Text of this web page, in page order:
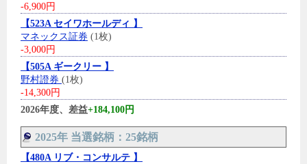
-6,900円
【523A セイワホールディ 】
マネックス証券 (1枚)
-3,000円
【505A ギークリー 】
野村證券 (1枚)
-14,300円
2026年度、差益+184,100円
2025年 当選銘柄：25銘柄
【480A リブ・コンサルテ 】